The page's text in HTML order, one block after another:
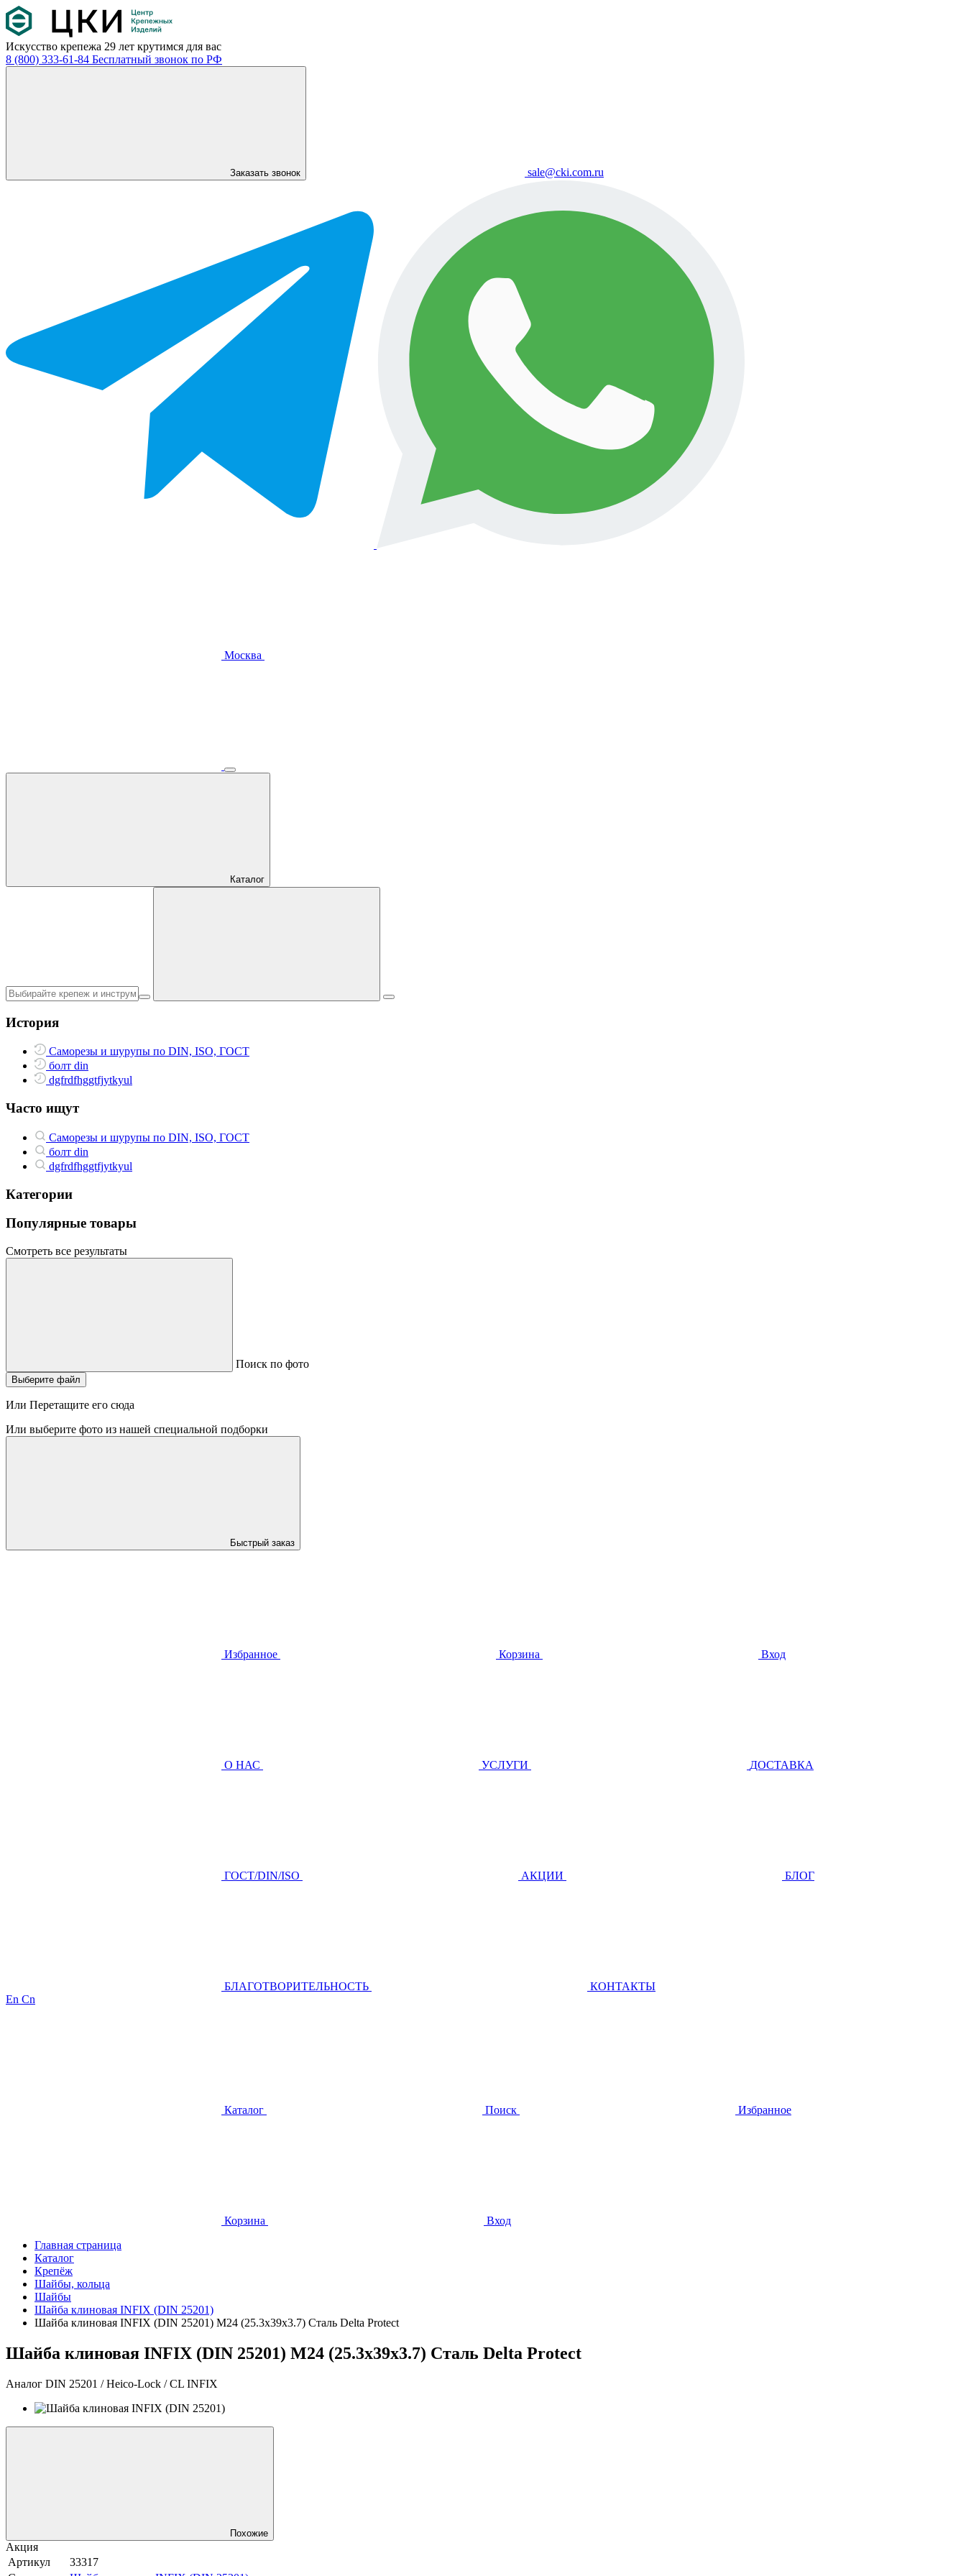
Искусство крепежа 29 лет крутимся для вас
8 (800) 333-61-84 Бесплатный звонок по РФ
Заказать звонок sale@cki.com.ru
Москва
Каталог
История
Саморезы и шурупы по DIN, ISO, ГОСТ
болт din
dgfrdfhggtfjytkyul
Часто ищут
Саморезы и шурупы по DIN, ISO, ГОСТ
болт din
dgfrdfhggtfjytkyul
Категории
Популярные товары
Смотреть все результаты
Поиск по фото
Выберите файл
Или Перетащите его сюда
Или выберите фото из нашей специальной подборки
Быстрый заказ
Избранное Корзина Вход
О НАС УСЛУГИ ДОСТАВКА
ГOCТ/DIN/ISO АКЦИИ БЛОГ
БЛАГОТВОРИТЕЛЬНОСТЬ
КОНТАКТЫ
En Cn
Каталог Поиск Избранное
Корзина
Вход
Главная страница
Каталог
Крепёж
Шайбы, кольца
Шайбы
Шайба клиновая INFIX (DIN 25201)
Шайба клиновая INFIX (DIN 25201) М24 (25.3х39х3.7) Сталь Delta Protect
Шайба клиновая INFIX (DIN 25201) М24 (25.3х39х3.7) Сталь Delta Protect
Аналог DIN 25201 / Heico-Lock / CL INFIX
Похожие
Акция
Артикул
33317